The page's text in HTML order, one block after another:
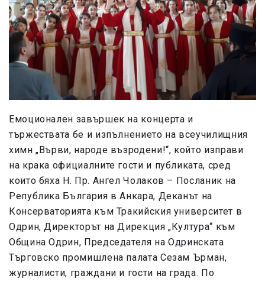
Емоционален завършек на концерта и
тържествата бе и изпълнението на всеучилищния
химн „Върви, народе възродени!“, който изправи
на крака официалните гости и публиката, сред
които бяха Н. Пр. Ангел Чолаков – Посланик на
Република България в Анкара, Деканът на
Консерваторията към Тракийския университет в
Одрин, Директорът на Дирекция „Култура“ към
Община Одрин, Председателя на Одринската
Търговско промишлена палата Сезам Ърман,
журналисти, граждани и гости на града. По